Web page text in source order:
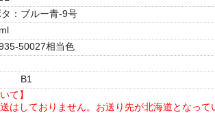
：ブルー青-9号
50027相当色
B1
て】
はしておりません。お送り先が北海道となって